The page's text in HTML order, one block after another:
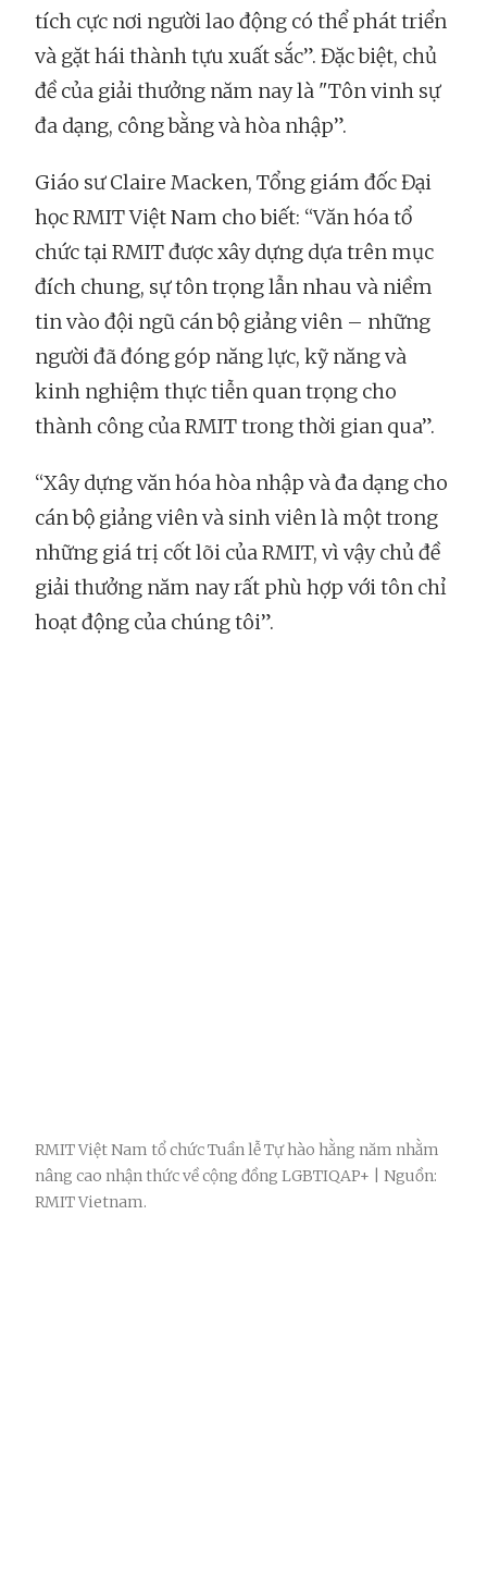
tích cực nơi người lao động có thể phát triển
và gặt hái thành tựu xuất sắc”. Đặc biệt, chủ
đề của giải thưởng năm nay là "Tôn vinh sự
đa dạng, công bằng và hòa nhập”.
Giáo sư Claire Macken, Tổng giám đốc Đại
học RMIT Việt Nam cho biết: “Văn hóa tổ
chức tại RMIT được xây dựng dựa trên mục
đích chung, sự tôn trọng lẫn nhau và niềm
tin vào đội ngũ cán bộ giảng viên – những
người đã đóng góp năng lực, kỹ năng và
kinh nghiệm thực tiễn quan trọng cho
thành công của RMIT trong thời gian qua”.
“Xây dựng văn hóa hòa nhập và đa dạng cho
cán bộ giảng viên và sinh viên là một trong
những giá trị cốt lõi của RMIT, vì vậy chủ đề
giải thưởng năm nay rất phù hợp với tôn chỉ
hoạt động của chúng tôi”.
RMIT Việt Nam tổ chức Tuần lễ Tự hào hằng năm nhằm
nâng cao nhận thức về cộng đồng LGBTIQAP+ | Nguồn:
RMIT Vietnam.